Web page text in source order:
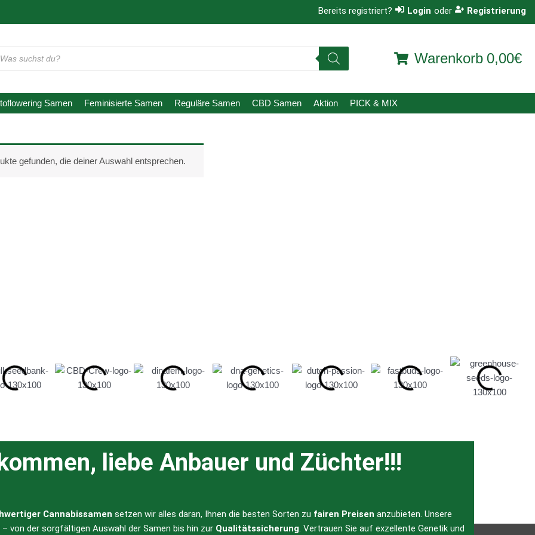
Bereits registriert? Login oder Registrierung
Warenkorb 0,00€
Samen Feminisierte Samen Reguläre Samen CBD Samen Aktion PICK & MIX
gefunden, die deiner Auswahl entsprechen.
liebe Anbauer und Züchter!!!
Cannabissamen setzen wir alles daran, Ihnen die besten Sorten zu fairen Preisen anzubieten. Unsere
von der sorgfältigen Auswahl der Samen bis hin zur Qualitätssicherung. Vertrauen Sie auf exzellente Genetik und